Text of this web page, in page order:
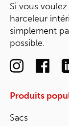
Si vous
harceleur
simplement
possible.
Produits
Sacs